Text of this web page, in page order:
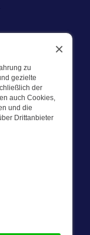
beliefert seit
Wir
Brandwijk. Wir
Preis. UnseR
liefern auch
unserem
zu
gezielte
der
auch Cookies,
und die
Drittanbieter
×